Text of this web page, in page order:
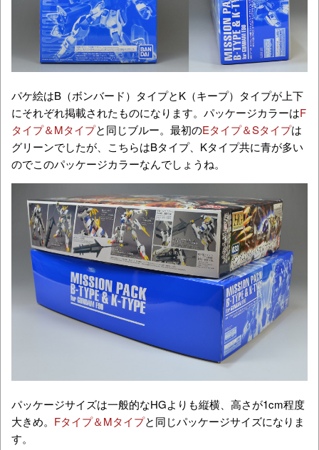
パケ絵はB（ボンバード）タイプとK（キープ）タイプが上下
にそれぞれ掲載されたものになります。パッケージカラーはF
タイプ＆Mタイプと同じブルー。最初のEタイプ＆Sタイプは
グリーンでしたが、こちらはBタイプ、Kタイプ共に青が多い
のでこのパッケージカラーなんでしょうね。
パッケージサイズは一般的なHGよりも縦横、高さが1cm程度
大きめ。 Fタイプ＆Mタイプと同じパッケージサイズになりま
す。